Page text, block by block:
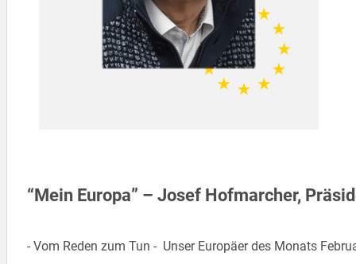
“Mein Europa” – Josef Hofmarcher,
- Vom Reden zum Tun - Unser Europäer des Monats